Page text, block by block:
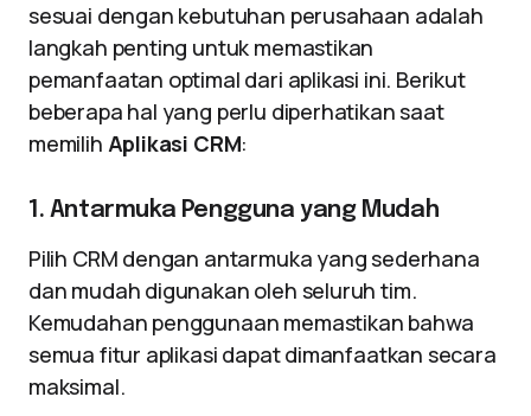
sesuai dengan kebutuhan perusahaan adalah
langkah penting untuk memastikan
pemanfaatan optimal dari aplikasi ini. Berikut
beberapa hal yang perlu diperhatikan saat
memilih Aplikasi CRM:
1. Antarmuka Pengguna yang Mudah
Pilih CRM dengan antarmuka yang sederhana
dan mudah digunakan oleh seluruh tim.
Kemudahan penggunaan memastikan bahwa
semua fitur aplikasi dapat dimanfaatkan secara
maksimal.